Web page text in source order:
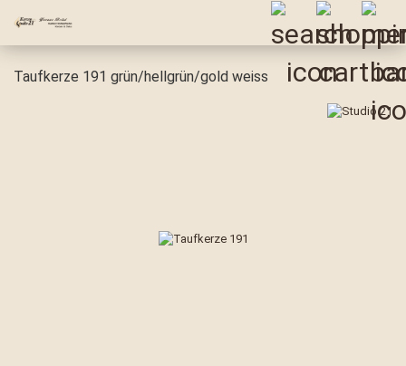
Taufkerze 191 grün/hellgrün/gold weiss